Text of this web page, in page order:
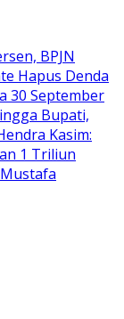
BPJN
Hapus Denda
30 September
Bupati,
Kasim:
1 Triliun